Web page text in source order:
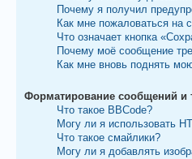
Почему я получил
Как мне пожаловаться на
Что означает кнопка
Почему моё сообщение
Как мне вновь поднять
Форматирование сообщений и
Что такое BBCode?
Могу ли я использовать
Что такое смайлики?
Могу ли я добавлять